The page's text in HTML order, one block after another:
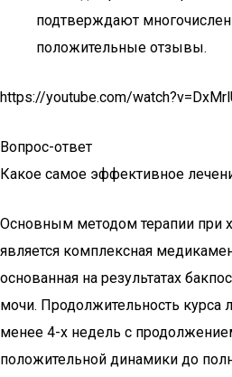
подтверждают
положительные отзывы.
https://youtube.com/
Вопрос-ответ
Какое самое эффективное
Основным методом терапии при
является комплексная
основанная на результатах
мочи. Продолжительность курса
менее 4-х недель с
положительной динамики до